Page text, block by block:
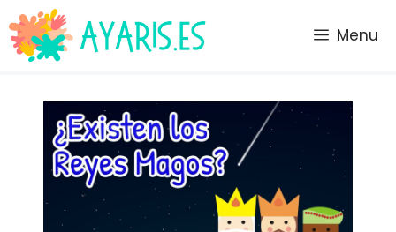
Saltar
al
contenido
Menu